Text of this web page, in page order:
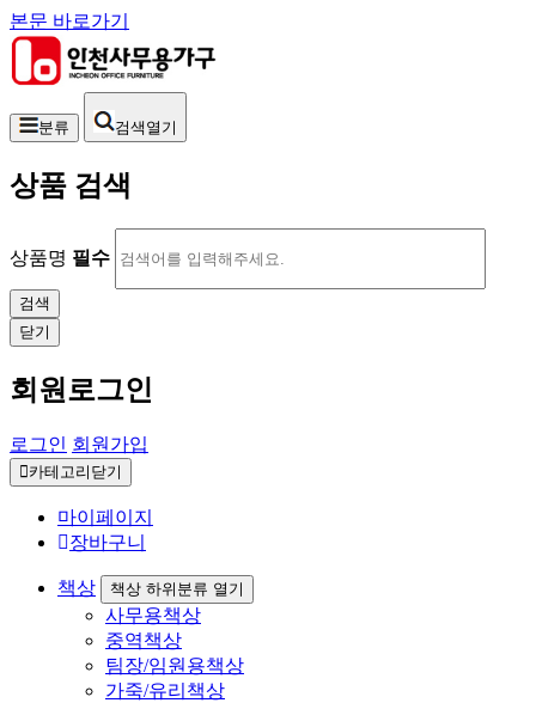
본문 바로가기
분류 검색열기
상품 검색
상품명 필수
닫기
회원로그인
로그인 회원가입
카테고리닫기
마이페이지
장바구니
책상 책상 하위분류 열기
사무용책상
중역책상
팀장/임원용책상
가죽/유리책상